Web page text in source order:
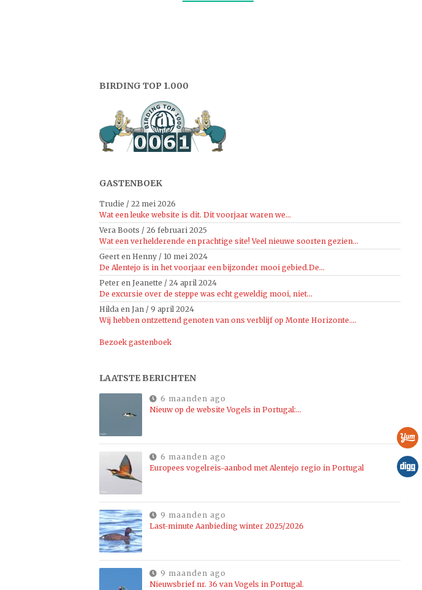
BIRDING TOP 1.000
GASTENBOEK
Trudie / 22 mei 2026
Wat een leuke website is dit. Dit voorjaar waren we...
Vera Boots / 26 februari 2025
Wat een verhelderende en prachtige site! Veel nieuwe soorten gezien...
Geert en Henny / 10 mei 2024
De Alentejo is in het voorjaar een bijzonder mooi gebied.De...
Peter en Jeanette / 24 april 2024
De excursie over de steppe was echt geweldig mooi, niet...
Hilda en Jan / 9 april 2024
Wij hebben ontzettend genoten van ons verblijf op Monte Horizonte....
Bezoek gastenboek
LAATSTE BERICHTEN
6 maanden ago
Nieuw op de website Vogels in Portugal:…
6 maanden ago
Europees vogelreis-aanbod met Alentejo regio in Portugal
9 maanden ago
Last-minute Aanbieding winter 2025/2026
9 maanden ago
Nieuwsbrief nr. 36 van Vogels in Portugal.